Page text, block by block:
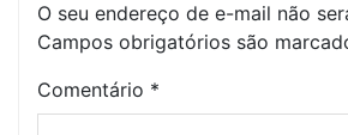
O seu endereço de e-mail não
Campos obrigatórios são
Comentário *